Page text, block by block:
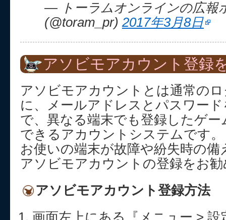
— トーラムオンラインの広報
(@toram_pr) 2017年3月8日
アソビモアカウント登録
アソビモアカウントとは通常の
に、メールアドレスとパスワー
で、異なる端末でも登録したゲ
できるアカウントシステムです。
お使いの端末が故障や紛失時の
アソビモアカウントの登録をお
アソビモアカウント登録方法
画面左上にある『メニュー >